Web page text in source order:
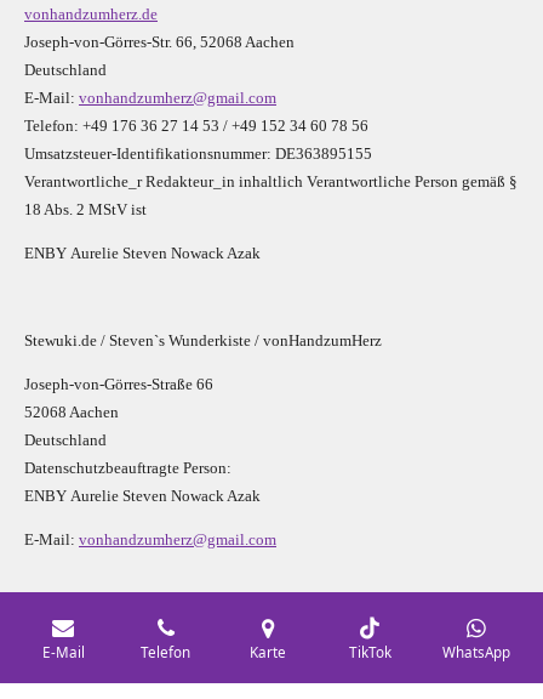
vonhandzumherz.de
Joseph-von-Görres-Str. 66, 52068 Aachen
Deutschland
E-Mail: vonhandzumherz@gmail.com
Telefon: +49 176 36 27 14 53 / +49 152 34 60 78 56
Umsatzsteuer-Identifikationsnummer: DE363895155
Verantwortliche_r Redakteur_in inhaltlich Verantwortliche Person gemäß §
18 Abs. 2 MStV ist
ENBY Aurelie Steven Nowack Azak
Stewuki.de / Steven`s Wunderkiste / vonHandzumHerz
Joseph-von-Görres-Straße 66
52068 Aachen
Deutschland
Datenschutzbeauftragte Person:
ENBY Aurelie Steven Nowack Azak
E-Mail: vonhandzumherz@gmail.com
Social Media
F I Y P L
E-Mail Telefon Karte TikTok WhatsApp